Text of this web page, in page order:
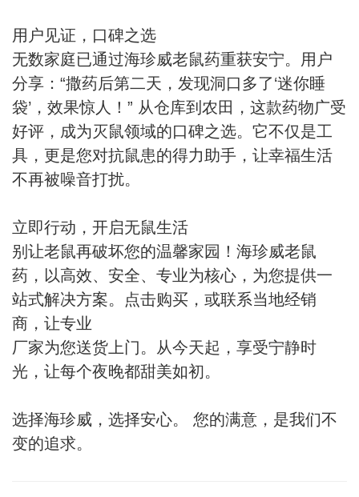
用户见证，口碑之选
无数家庭已通过海珍威老鼠药重获安宁。用户
分享：“撒药后第二天，发现洞口多了‘迷你睡
袋’，效果惊人！” 从仓库到农田，这款药物广受
好评，成为灭鼠领域的口碑之选。它不仅是工
具，更是您对抗鼠患的得力助手，让幸福生活
不再被噪音打扰。
立即行动，开启无鼠生活
别让老鼠再破坏您的温馨家园！海珍威老鼠
药，以高效、安全、专业为核心，为您提供一
站式解决方案。点击购买，或联系当地经销
商，让专业
厂家为您送货上门。从今天起，享受宁静时
光，让每个夜晚都甜美如初。
‌选择海珍威，选择安心。‌ 您的满意，是我们不
变的追求。